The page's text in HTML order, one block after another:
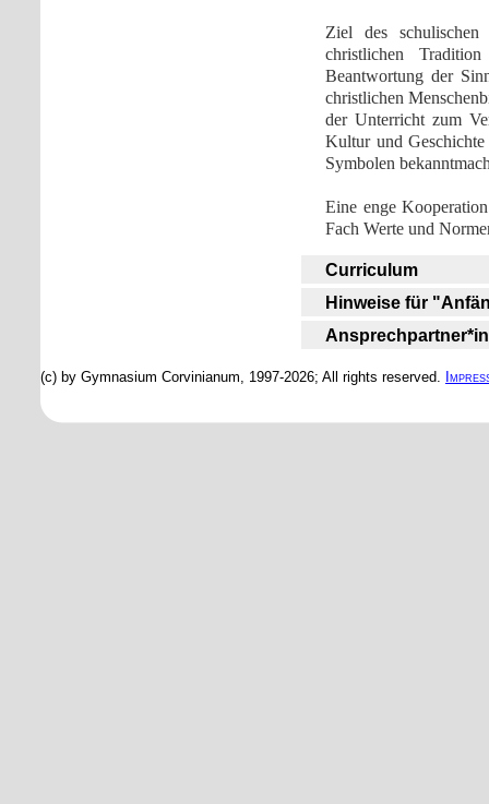
Ziel des schulischen
christlichen
Beantwortung der
christlichen
der Unterricht zum
Kultur und
Symbolen
Eine enge
Fach Werte und
Curriculum
Hinweise für
(c) by Gymnasium Corvinianum, 1997-2026; All rights reserved.